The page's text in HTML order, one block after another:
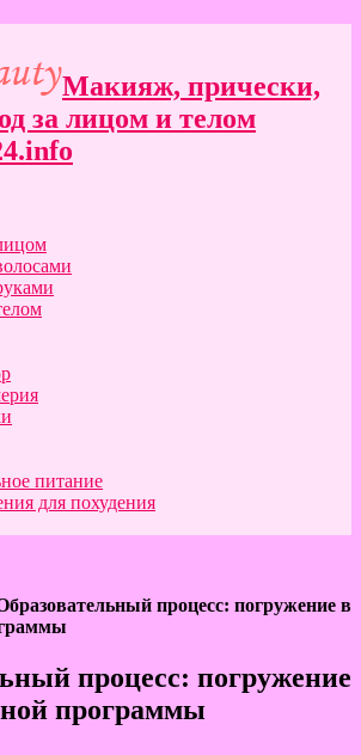
Макияж, прически,
за лицом и телом
питание
для похудения
процесс: погружение в
процесс: погружение
программы